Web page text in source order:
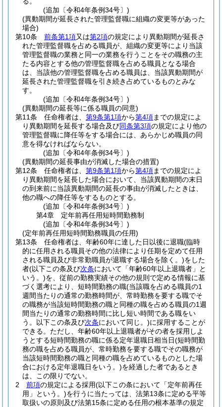
(追加〔令和4年条例34号〕)
(異動期間が延長された管理監督職に組織の変更等があった
場合)
第10条
前条第1項又は第2項の規定により異動期間が延長さ
れた管理監督職を占める職員が、組織の変更等により当該
管理監督職の業務と同一の業務を行うことをその職務の主
たる内容とする他の管理監督職を占める職員となる場合
は、当該他の管理監督職を占める職員は、当該異動期間が
延長された管理監督職を引き続き占めているものとみな
す。
(追加〔令和4年条例34号〕)
(異動期間の延長等に係る職員の同意)
第11条
任命権者は、 第9条第1項から第4項までの規定によ
り異動期間を延長する場合及び同条第3項の規定により他の
管理監督職に降任等をする場合には、あらかじめ職員の同
意を得なければならない。
(追加〔令和4年条例34号〕)
(異動期間の延長事由が消滅した場合の措置)
第12条
任命権者は、 第9条第1項から第4項までの規定によ
り異動期間を延長した場合において、当該異動期間の末日
の到来前に当該異動期間の延長の事由が消滅したときは、
他の職への降任等をするものとする。
(追加〔令和4年条例34号〕)
第4章
定年前再任用短時間勤務制
(追加〔令和4年条例34号〕)
(定年前再任用短時間勤務職員の任用)
第13条
任命権者は、年齢60年に達した日以後に退職(臨時
的に任用される職員その他の法律により任期を定めて任用
される職員及び非常勤職員が退職する場合を除く。)をした
者(以下この条及び次条において「年齢60年以上退職者」と
いう。)を、従前の勤務実績その他の規則で定める情報に基
づく選考により、短時間勤務の職(当該職を占める職員の1
週間当たりの通常の勤務時間が、常時勤務を要する職でそ
の職務が当該短時間勤務の職と同種の職を占める職員の1週
間当たりの通常の勤務時間に比し短い時間である職をい
う。以下この条及び次条において同じ。)に採用することが
できる。 ただし、年齢60年以上退職者がその者を採用しよ
うとする短時間勤務の職に係る定年退職日相当日(短時間勤
務の職を占める職員が、常時勤務を要する職でその職務が
当該短時間勤務の職と同種の職を占めているものとした場
合における定年退職日をいう。)を経過した者であるとき
は、この限りでない。
2
前項の規定による採用(以下この条において「定年前再任
用」という。)を行うに当たっては、法第13条に定める平等
取扱いの原則及び法第15条に定める任用の根本基準の規定